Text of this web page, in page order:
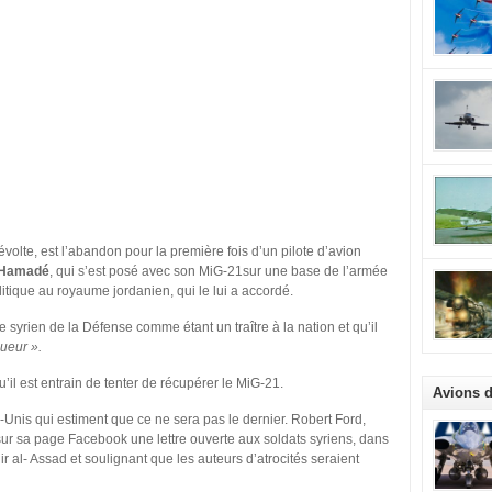
est l’abandon pour la première fois d’un pilote d’avion
, qui s’est posé avec son MiG-21sur une base de l’armée
au royaume jordanien, qui le lui a accordé.
de la Défense comme étant un traître à la nation et qu’il
».
est entrain de tenter de récupérer le MiG-21.
qui estiment que ce ne sera pas le dernier. Robert Ford,
sa page Facebook une lettre ouverte aux soldats syriens, dans
al- Assad et soulignant que les auteurs d’atrocités seraient
70 chefs
des
semaine
Macron.
Marcel
de la
nom,
en 1946.
Société
Potez.
décédé
de
homme
Dassault
mort à
devenu
[…]
et cette
c’est un
Avions